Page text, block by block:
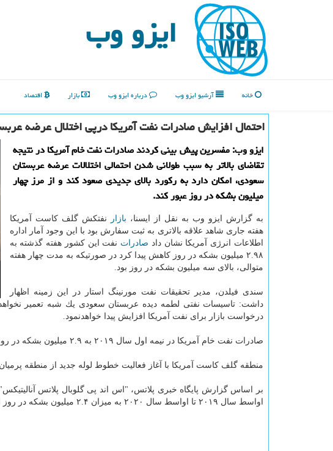
ایزو وب
خانه آرشیو ایزو وب درباره ایزو وب بازار اقتصاد
احتمال افزایش صادرات نفت آمریكا درپی اختلال عرضه
ایزو وب: مفسرین پیش بینی كردند صادرات نفت خام آمریكا در نتیجه
تقاضای بالاتر به سبب طولانی شدن احتمالی اختلالات عرضه عربستان
سعودی، امكان دارد به ركورد بالای جدیدی صعود كند و از مرز چهار
میلیون بشكه در روز عبور كند.
به گزارش ایزو وب به نقل از ایسنا، بازار
نفتكش گلف كاست آمریكا
هفته جاری شاهد علاقه بالاتری به ثبت سفارش بود با این وجود آمار اداره
اطلاعات انرژی آمریكا نشان داد صادرات نفت این كشور هفته گذشته به
۲.۹۸ میلیون بشكه در روز كاهش پیدا كرد در صورتیكه به مدت چهار هفته
متوالی، بالای سه میلیون بشكه در روز بود.
سندی فیلدن، مدیر تحقیقات نفت مورنینگ استار در این زمینه اظهار
داشت: تاسیسات نفتی لطمه دیده عربستان سعودی یك شبه تعمیر
درخواست بازار برای نفت آمریكا افزایش پیدا خواهدنمود.
صادرات نفت خام آمریكا در نیمه اول سال ۲۰۱۹ به ۲.۹ میلیون بشكه در روز در مقایسه با ۱.۸ میلیون بشكه در روز در نیمه اول سال ۲۰۱۸ رسید.
منطقه گلف كاست آمریكا با آغاز فعالیت خطوط لوله جدید از منطقه
بر اساس گزارش پایگاه خبری پلاتس، "اس اند پی گلوبال پلاتس
اواسط سال ۲۰۱۹ تا اواسط سال ۲۰۲۰ به میزان ۲.۴ میلیون بشكه در روز افزایش پیدا كرده و به ۵.۲ میلیون بشكه در روز برسد.